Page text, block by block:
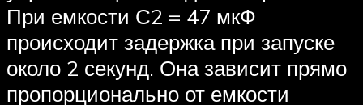
При емкости С2 = 47 мкФ
происходит задержка при запуске
около 2 секунд. Она зависит прямо
пропорционально от емкости